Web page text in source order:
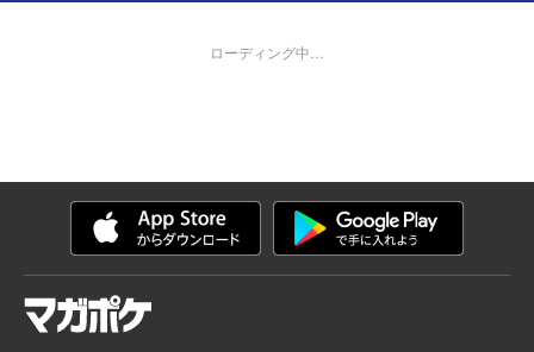
ローディング中…